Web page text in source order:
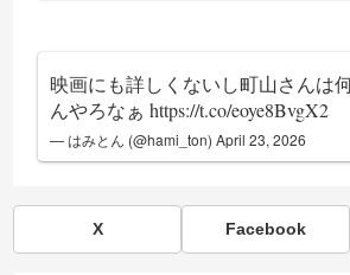
映画にも詳しくないし町山さんは
んやろなぁhttps://t.co/eoye8BvgX2
— はみとん (@hami_ton)April 23, 2026
X Facebook